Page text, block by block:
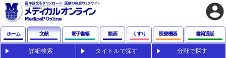
account_circle
ホーム 文献 電子書籍 動画 くすり 医療機器 書籍通販
詳細検索 タイトルで探す 分野で探す